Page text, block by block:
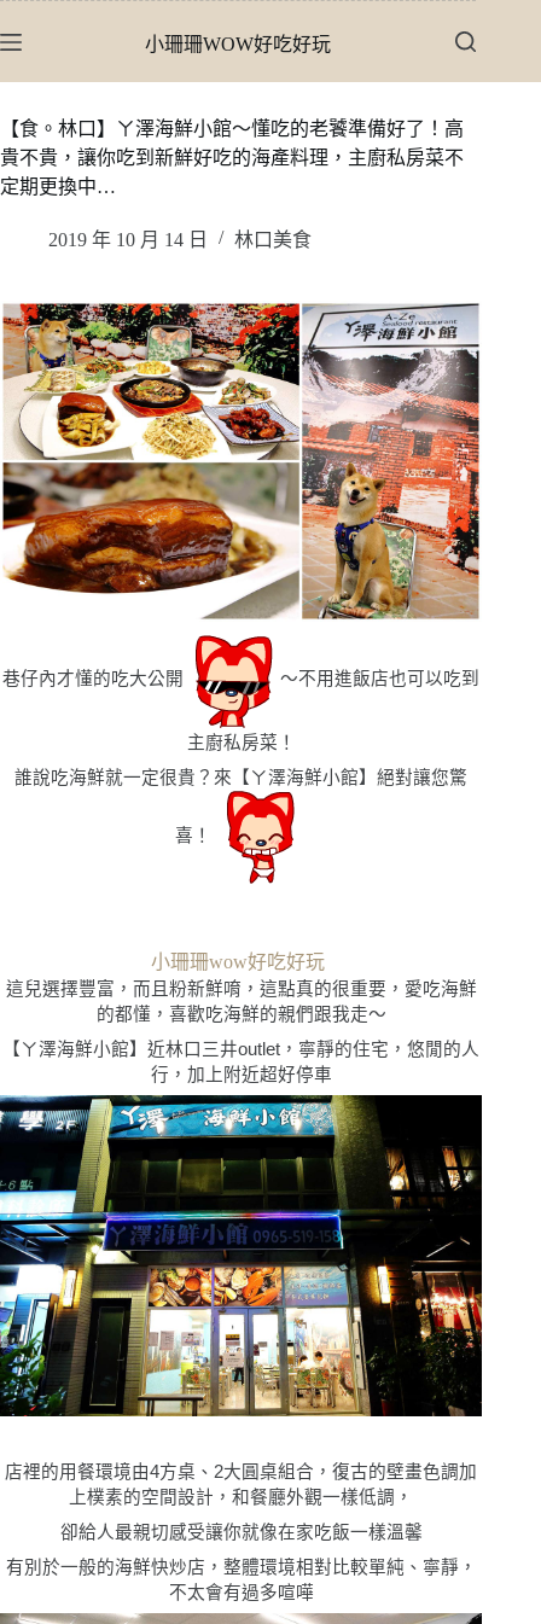
至
內
容
小珊珊WOW好吃好玩
【食。林口】ㄚ澤海鮮小館〜懂吃的老饕準備好了！高
貴不貴，讓你吃到新鮮好吃的海產料理，主廚私房菜不
定期更換中…
2019 年 10 月 14 日 林口美食
巷仔內才懂的吃大公開 〜不用進飯店也可以吃到
主廚私房菜！
誰說吃海鮮就一定很貴？來【ㄚ澤海鮮小館】絕對讓您驚
喜！
小珊珊wow好吃好玩
這兒選擇豐富，而且粉新鮮唷，這點真的很重要，愛吃海鮮
的都懂，喜歡吃海鮮的親們跟我走〜
【ㄚ澤海鮮小館】近林口三井outlet，寧靜的住宅，悠閒的人
行，加上附近超好停車
店裡的用餐環境由4方桌、2大圓桌組合，復古的壁畫色調加
上樸素的空間設計，和餐廳外觀一樣低調，
卻給人最親切感受讓你就像在家吃飯一樣溫馨
有別於一般的海鮮快炒店，整體環境相對比較單純、寧靜，
不太會有過多喧嘩